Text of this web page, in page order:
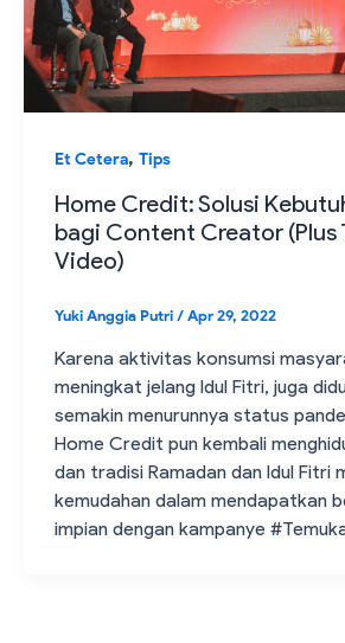
Et Cetera, Tips
Home Credit: Solusi
bagi Content Creator (Plus
Video)
Yuki Anggia Putri / Apr 29, 2022
Karena aktivitas konsumsi
meningkat jelang Idul Fitri, juga
semakin menurunnya status
Home Credit pun kembali
dan tradisi Ramadan dan Idul Fitri
kemudahan dalam mendapatkan
impian dengan kampanye